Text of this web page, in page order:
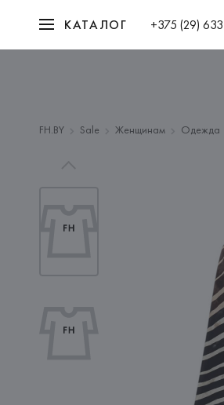
КАТАЛОГ +375 (29)
FH.BY Sale Женщинам Одежда